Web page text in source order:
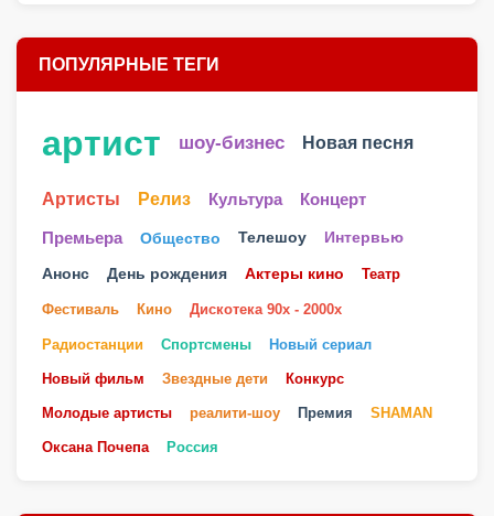
ПОПУЛЯРНЫЕ ТЕГИ
артист шоу-бизнес Новая песня
Артисты Релиз Культура Концерт
Премьера Общество Телешоу Интервью
Анонс День рождения Актеры кино Театр
Фестиваль Кино Дискотека 90х - 2000х
Радиостанции Спортсмены Новый сериал
Новый фильм Звездные дети Конкурс
Молодые артисты реалити-шоу Премия SHAMAN
Оксана Почепа Россия